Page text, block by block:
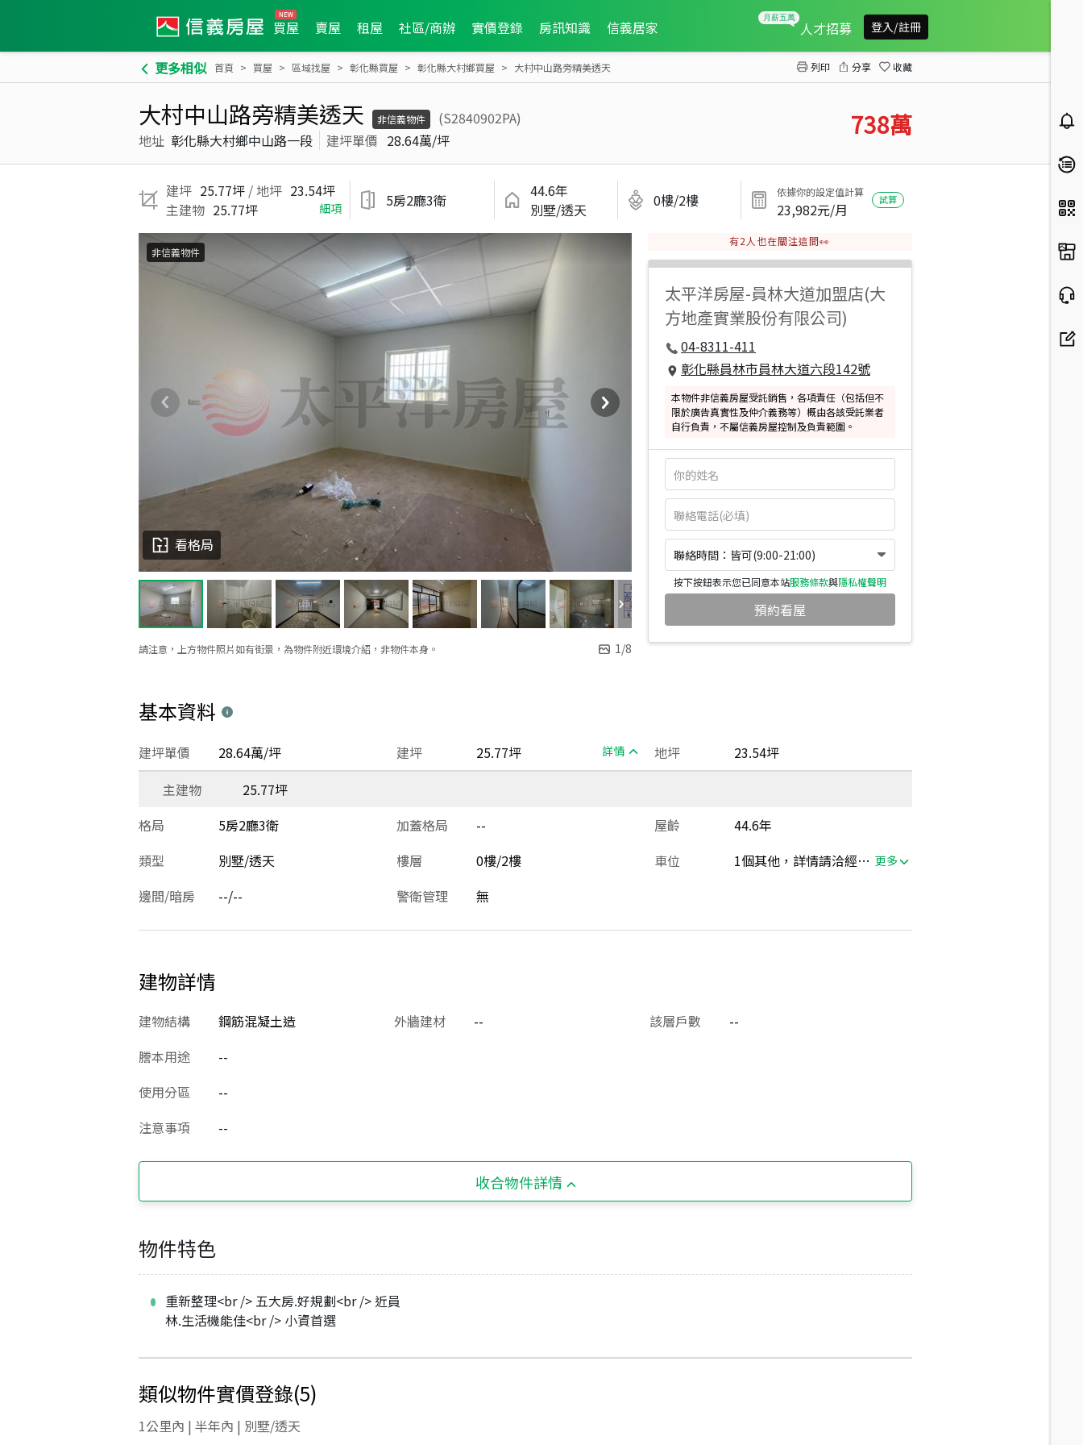
買屋 賣屋 租屋 社區/商辦 實價登錄 房訊知識 信義居家 人才招募 登入/註冊
更多相似 首頁 買屋 區域找屋 彰化縣買屋 彰化縣大村鄉買屋 大村中山路旁精美透天 列印 分享 收藏
大村中山路旁精美透天 非信義物件
(S2840902PA)
地址 彰化縣大村鄉中山路一段 建坪單價 28.64萬/坪 738萬
建坪 25.77坪 / 地坪 23.54坪
主建物 25.77坪 細項 5房2廳3衛
44.6年
別墅/透天
0樓/2樓 依據你的設定值計算
23,982元/月
試算
請注意，上方物件照片如有街景，為物件附近環境介紹，非物件本身。 1/8
看格局
非信義物件
有2 人也在關注這間👀
太平洋房屋-員林大道加盟店(大
方地產實業股份有限公司)
04-8311-411
彰化縣員林市員林大道六段142號
本物件非信義房屋受託銷售，各項責任（包括但不
限於廣告真實性及仲介義務等）概由各該受託業者
自行負責，不屬信義房屋控制及負責範圍。
聯絡時間：皆可(9:00-21:00)
按下按鈕表示您已同意本站服務條款與隱私權聲明
預約看屋
基本資料
建坪 25.77坪 詳情
建坪單價 28.64萬/坪 地坪
23.54坪
主建物
25.77坪
格局
5房2廳3衛 加蓋格局 -- 屋齡
44.6年
類型
別墅/透天 樓層 0樓/2樓 車位 1個其他，詳情請洽經紀人員 更多
邊間/暗房 --/-- 警衛管理 無
建物詳情
建物結構 鋼筋混凝土造 外牆建材 -- 該層戶數
--
謄本用途
--
使用分區
--
注意事項
--
收合物件詳情
物件特色
重新整理<br /> 五大房.好規劃<br /> 近員
林.生活機能佳<br /> 小資首選
類似物件實價登錄(5)
1公里內 | 半年內 | 別墅/透天